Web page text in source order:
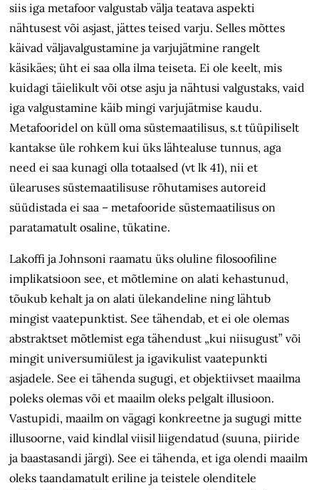
siis iga metafoor valgustab välja teatava aspekti
nähtusest või asjast, jättes teised varju. Selles mõttes
käivad väljavalgustamine ja varjujätmine rangelt
käsikäes; üht ei saa olla ilma teiseta. Ei ole keelt, mis
kuidagi täielikult või otse asju ja nähtusi valgustaks, vaid
iga valgustamine käib mingi varjujätmise kaudu.
Metafooridel on küll oma süstemaatilisus, s.t tüüpiliselt
kantakse üle rohkem kui üks lähtealuse tunnus, aga
need ei saa kunagi olla totaalsed (vt lk 41), nii et
ülearuses süstemaatilisuse rõhutamises autoreid
süüdistada ei saa – metafooride süstemaatilisus on
paratamatult osaline, tükatine.
Lakoffi ja Johnsoni raamatu üks oluline filosoofiline
implikatsioon see, et mõtlemine on alati kehastunud,
tõukub kehalt ja on alati ülekandeline ning lähtub
mingist vaatepunktist. See tähendab, et ei ole olemas
abstraktset mõtlemist ega tähendust „kui niisugust” või
mingit universumiülest ja igavikulist vaatepunkti
asjadele. See ei tähenda sugugi, et objektiivset maailma
poleks olemas või et maailm oleks pelgalt illusioon.
Vastupidi, maailm on vägagi konkreetne ja sugugi mitte
illusoorne, vaid kindlal viisil liigendatud (suuna, piiride
ja baastasandi järgi). See ei tähenda, et iga olendi maailm
oleks taandamatult eriline ja teistele olenditele